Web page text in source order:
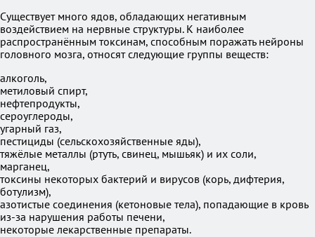
Существует много ядов, обладающих негативным
воздействием на нервные структуры. К наиболее
распространённым токсинам, способным поражать нейроны
головного мозга, относят следующие группы веществ:
алкоголь,
метиловый спирт,
нефтепродукты,
сероуглероды,
угарный газ,
пестициды (сельскохозяйственные яды),
тяжёлые металлы (ртуть, свинец, мышьяк) и их соли,
марганец,
токсины некоторых бактерий и вирусов (корь, дифтерия,
ботулизм),
азотистые соединения (кетоновые тела), попадающие в кровь
из-за нарушения работы печени,
некоторые лекарственные препараты.